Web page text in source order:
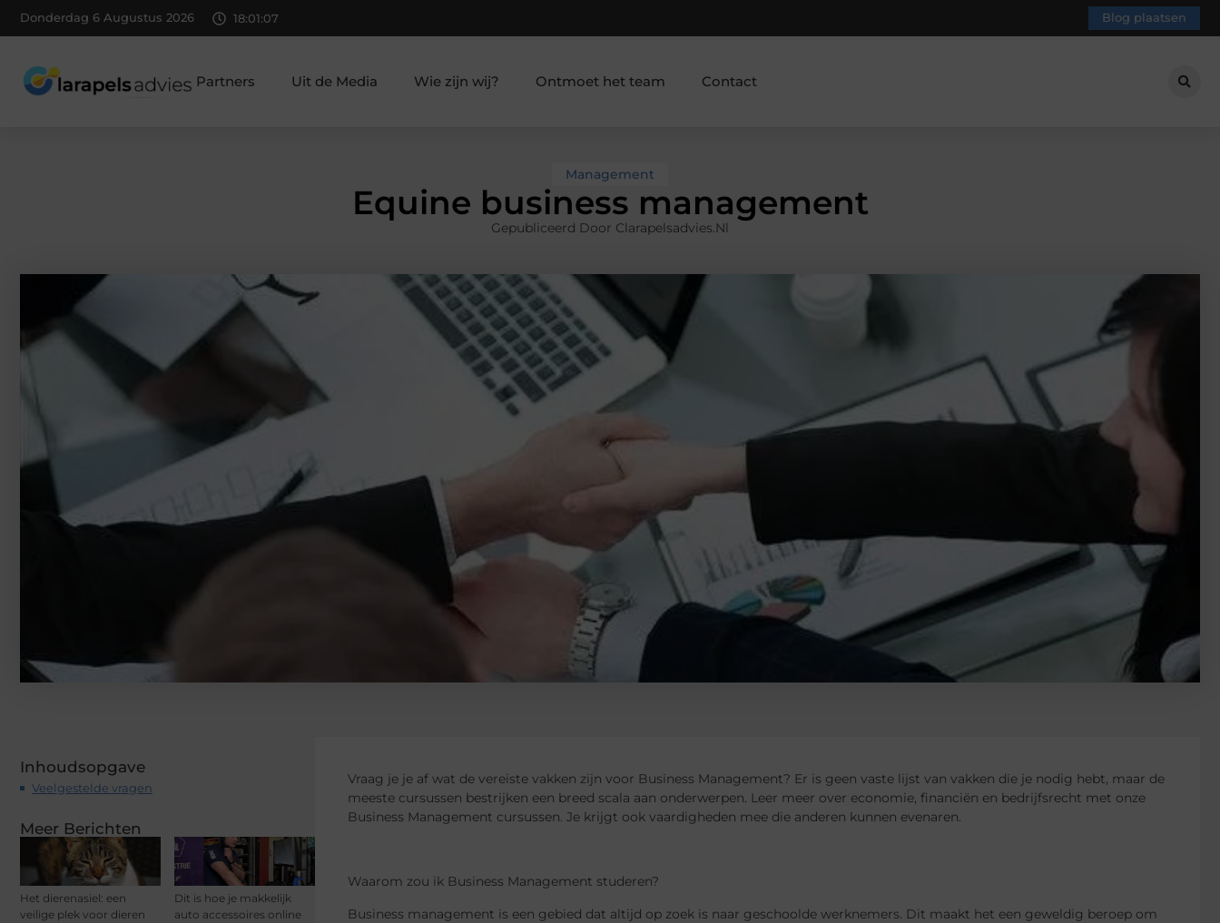
Donderdag 6 Augustus 2026 18:01:08 Blog plaatsen
Partners Uit de Media Wie zijn wij? Ontmoet het team Contact
Management
Equine business management
Gepubliceerd Door Clarapelsadvies.nl
Inhoudsopgave
Veelgestelde vragen
Meer Berichten
Het dierenasiel: een
veilige plek voor dieren
Dit is hoe je makkelijk
auto accessoires online
Vraag je je af wat de vereiste vakken zijn voor Business Management? Er is geen vaste lijst van vakken die je nodig hebt, maar de
meeste cursussen bestrijken een breed scala aan onderwerpen. Leer meer over economie, financiën en bedrijfsrecht met onze
Business Management cursussen. Je krijgt ook vaardigheden mee die anderen kunnen evenaren.
Waarom zou ik Business Management studeren?
Business management is een gebied dat altijd op zoek is naar geschoolde werknemers. Dit maakt het een geweldig beroep om